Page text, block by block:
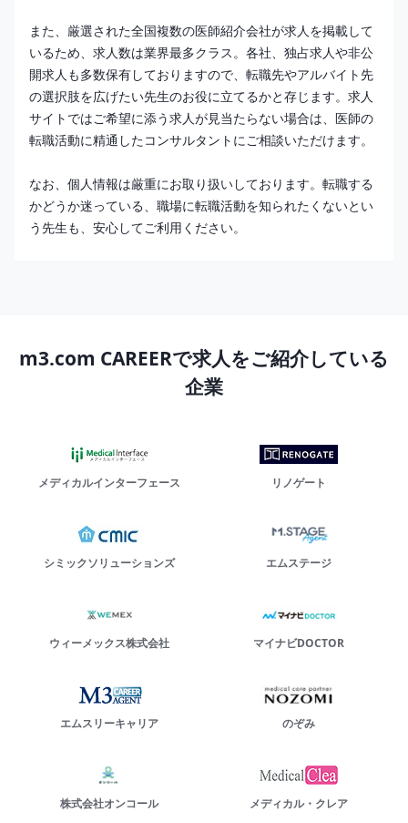
また、厳選された全国複数の医師紹介会社が求人を掲載して
いるため、求人数は業界最多クラス。各社、独占求人や非公
開求人も多数保有しておりますので、転職先やアルバイト先
の選択肢を広げたい先生のお役に立てるかと存じます。求人
サイトではご希望に添う求人が見当たらない場合は、医師の
転職活動に精通したコンサルタントにご相談いただけます。
なお、個人情報は厳重にお取り扱いしております。転職する
かどうか迷っている、職場に転職活動を知られたくないとい
う先生も、安心してご利用ください。
m3.com CAREERで求人をご紹介している
企業
メディカルインターフェース リノゲート
シミックソリューションズ エムステージ
ウィーメックス株式会社 マイナビDOCTOR
エムスリーキャリア のぞみ
株式会社オンコール メディカル・クレア